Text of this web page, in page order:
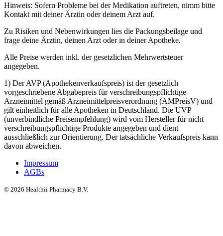
Hinweis: Sofern Probleme bei der Medikation auftreten, nimm bitte
Kontakt mit deiner Ärztin oder deinem Arzt auf.
Zu Risiken und Nebenwirkungen lies die Packungsbeilage und
frage deine Ärztin, deinen Arzt oder in deiner Apotheke.
Alle Preise werden inkl. der gesetzlichen Mehrwertsteuer
angegeben.
1) Der AVP (Apothekenverkaufspreis) ist der gesetzlich
vorgeschriebene Abgabepreis für verschreibungspflichtige
Arzneimittel gemäß Arzneimittelpreisverordnung (AMPreisV) und
gilt einheitlich für alle Apotheken in Deutschland. Die UVP
(unverbindliche Preisempfehlung) wird vom Hersteller für nicht
verschreibungspflichtige Produkte angegeben und dient
ausschließlich zur Orientierung. Der tatsächliche Verkaufspreis kann
davon abweichen.
Impressum
AGBs
© 2026 Healthii Pharmacy B.V.